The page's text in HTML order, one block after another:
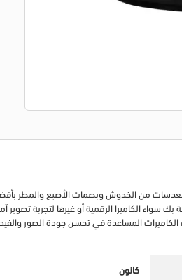
من الخدوش وبصمات الأصبع والمطر
الكاميرا الرقمية أو غيرها لتجربة تصوير
المساعدة في تحسن جودة الصور
كانون